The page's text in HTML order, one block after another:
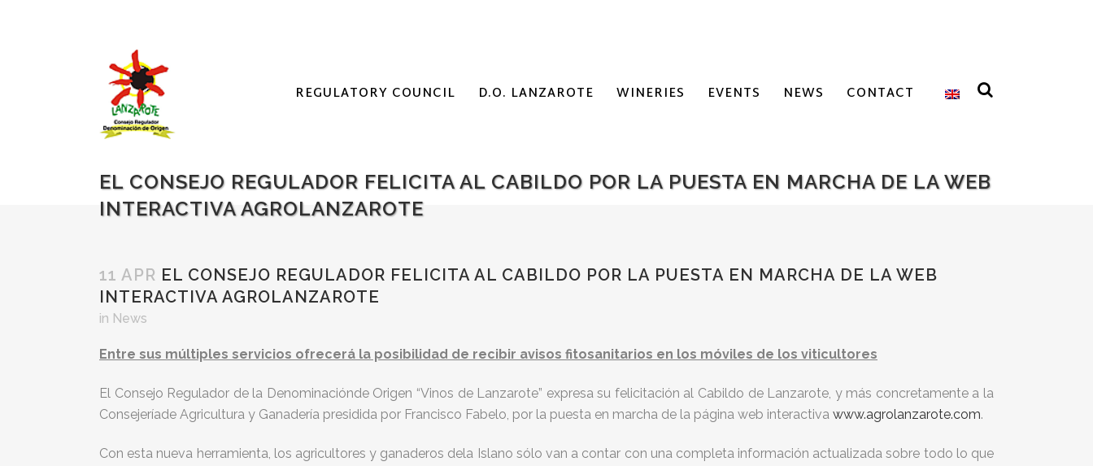
REGULATORY COUNCIL D.O. LANZAROTE WINERIES EVENTS NEWS CONTACT
EL CONSEJO REGULADOR FELICITA AL CABILDO POR LA PUESTA EN MARCHA DE LA WEB
INTERACTIVA AGROLANZAROTE
11 APR EL CONSEJO REGULADOR FELICITA AL CABILDO POR LA PUESTA EN MARCHA DE LA WEB
INTERACTIVA AGROLANZAROTE
in News
Entre sus múltiples servicios ofrecerá la posibilidad de recibir avisos fitosanitarios en los móviles de los viticultores
El Consejo Regulador de la Denominaciónde Origen “Vinos de Lanzarote” expresa su felicitación al Cabildo de Lanzarote, y más concretamente a la
Consejeríade Agricultura y Ganadería presidida por Francisco Fabelo, por la puesta en marcha de la página web interactiva www.agrolanzarote.com.
Con esta nueva herramienta, los agricultores y ganaderos dela Islano sólo van a contar con una completa información actualizada sobre todo lo que